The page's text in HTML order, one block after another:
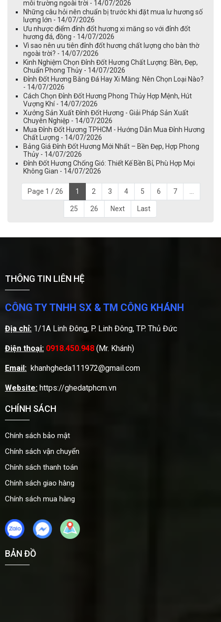
môi trường ngoài trời - 14/07/2026
Những câu hỏi nên chuẩn bị trước khi đặt mua lư hương số
lượng lớn - 14/07/2026
Ưu nhược điểm đỉnh đốt hương xi măng so với đỉnh đốt
hương đá, đồng - 14/07/2026
Vì sao nên ưu tiên đỉnh đốt hương chất lượng cho bàn thờ
ngoài trời? - 14/07/2026
Kinh Nghiệm Chọn Đỉnh Đốt Hương Chất Lượng: Bền, Đẹp,
Chuẩn Phong Thủy - 14/07/2026
Đỉnh Đốt Hương Bằng Đá Hay Xi Măng: Nên Chọn Loại Nào?
- 14/07/2026
Cách Chọn Đỉnh Đốt Hương Phong Thủy Hợp Mệnh, Hút
Vượng Khí - 14/07/2026
Xưởng Sản Xuất Đỉnh Đốt Hương - Giải Pháp Sản Xuất
Chuyên Nghiệp - 14/07/2026
Mua Đỉnh Đốt Hương TPHCM - Hướng Dẫn Mua Đỉnh Hương
Chất Lượng - 14/07/2026
Bảng Giá Đỉnh Đốt Hương Mới Nhất – Bền Đẹp, Hợp Phong
Thủy - 14/07/2026
Đỉnh Đốt Hương Chống Gió: Thiết Kế Bền Bỉ, Phù Hợp Mọi
Không Gian - 14/07/2026
Page 1 / 26 1 2 3 4 5 6 7
25 26 Next Last
THÔNG TIN LIÊN HỆ
CÔNG TY TNHH SX & TM CÔNG KHÁNH
Địa chỉ: 1/1A Linh Đông, P. Linh Đông, TP. Thủ Đức
Điện thoại: 0918.450.948 (Mr. Khánh)
Email: khanhgheda111972@gmail.com
Website: https://ghedatphcm.vn
CHÍNH SÁCH
Chính sách bảo mật
Chính sách vận chuyển
Chính sách thanh toán
Chính sách giao hàng
Chính sách mua hàng
BẢN ĐỒ